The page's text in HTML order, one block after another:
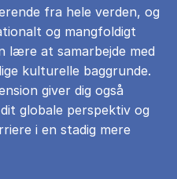
fra hele verden, og
og mangfoldigt
lære at samarbejde med
kulturelle baggrunde.
giver dig også
globale perspektiv og
i en stadig mere